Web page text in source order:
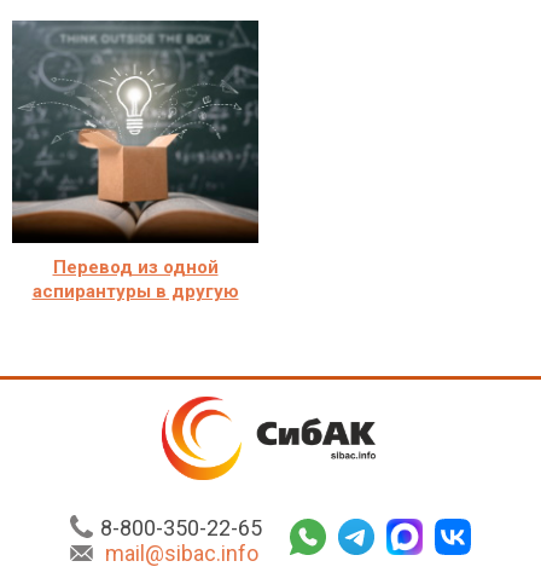
Перевод из одной
аспирантуры в другую
8-800-350-22-65
mail@sibac.info